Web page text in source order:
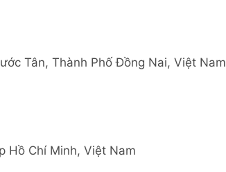
Tân, Thành Phố Đồng Nai, Việt Nam
Hồ Chí Minh, Việt Nam